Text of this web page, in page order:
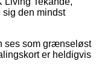
sig den mindst
ses som grænseløst
er heldigvis